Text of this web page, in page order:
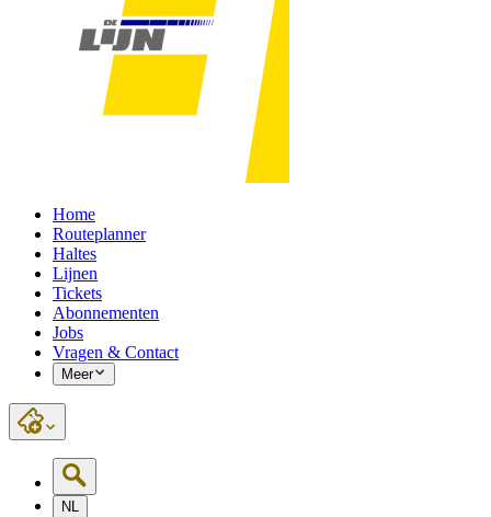
Home
Routeplanner
Haltes
Lijnen
Tickets
Abonnementen
Jobs
Vragen & Contact
Meer
NL